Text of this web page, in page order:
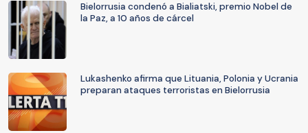
Bielorrusia condenó a Bialiatski, premio Nobel de
la Paz, a 10 años de cárcel
Lukashenko afirma que Lituania, Polonia y Ucrania
preparan ataques terroristas en Bielorrusia